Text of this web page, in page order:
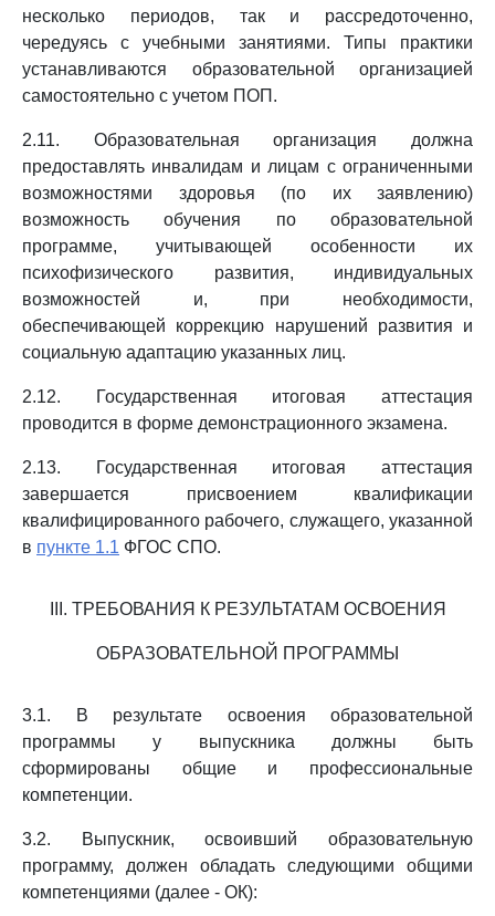
несколько периодов, так и рассредоточенно,
чередуясь с учебными занятиями. Типы практики
устанавливаются образовательной организацией
самостоятельно с учетом ПОП.
2.11. Образовательная организация должна
предоставлять инвалидам и лицам с ограниченными
возможностями здоровья (по их заявлению)
возможность обучения по образовательной
программе, учитывающей особенности их
психофизического развития, индивидуальных
возможностей и, при необходимости,
обеспечивающей коррекцию нарушений развития и
социальную адаптацию указанных лиц.
2.12. Государственная итоговая аттестация
проводится в форме демонстрационного экзамена.
2.13. Государственная итоговая аттестация
завершается присвоением квалификации
квалифицированного рабочего, служащего, указанной
в пункте 1.1 ФГОС СПО.
III. ТРЕБОВАНИЯ К РЕЗУЛЬТАТАМ ОСВОЕНИЯ
ОБРАЗОВАТЕЛЬНОЙ ПРОГРАММЫ
3.1. В результате освоения образовательной
программы у выпускника должны быть
сформированы общие и профессиональные
компетенции.
3.2. Выпускник, освоивший образовательную
программу, должен обладать следующими общими
компетенциями (далее - ОК):